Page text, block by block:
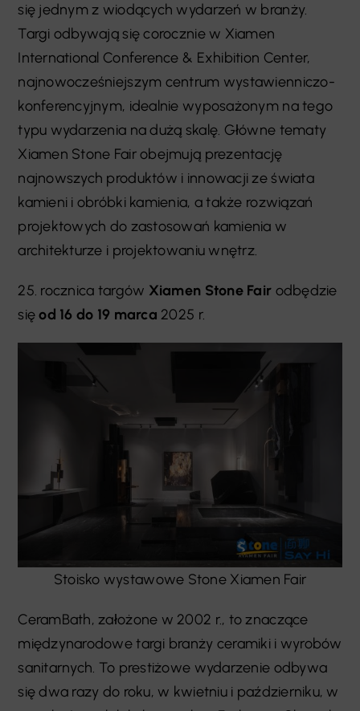
się jednym z wiodących wydarzeń w branży.
Targi odbywają się corocznie w Xiamen
International Conference & Exhibition Center,
najnowocześniejszym centrum wystawienniczo-
konferencyjnym, idealnie wyposażonym na tego
typu wydarzenia na dużą skalę. Główne tematy
Xiamen Stone Fair obejmują prezentację
najnowszych produktów i innowacji ze świata
kamieni i obróbki kamienia, a także rozwiązań
projektowych do zastosowań kamienia w
architekturze i projektowaniu wnętrz.
25. rocznica targów Xiamen Stone Fair odbędzie
sięod 16 do 19 marca 2025 r.
Stoisko wystawowe Stone Xiamen Fair
CeramBath, założone w 2002 r., to znaczące
międzynarodowe targi branży ceramiki i wyrobów
sanitarnych. To prestiżowe wydarzenie odbywa
się dwa razy do roku, w kwietniu i październiku, w